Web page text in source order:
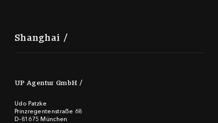
Shanghai
UP Agentur GmbH
Udo Patzke
Prinzregentenstraße 68
D-81675 München